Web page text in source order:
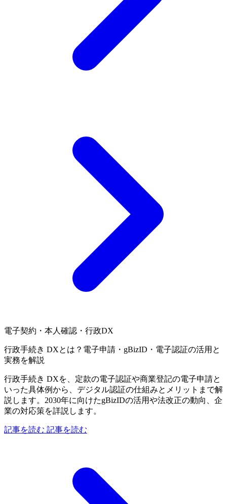
電子契約・本人確認・行政DX
行政手続き DXとは？電子申請・gBizID・電子認証の活用と
実務を解説
行政手続き DXを、定款の電子認証や商業登記の電子申請と
いった具体例から、デジタル認証の仕組みとメリットまで解
説します。2030年に向けたgBizIDの活用や法改正の動向、企
業の対応策を詳説します。
記事を読む 記事を読む